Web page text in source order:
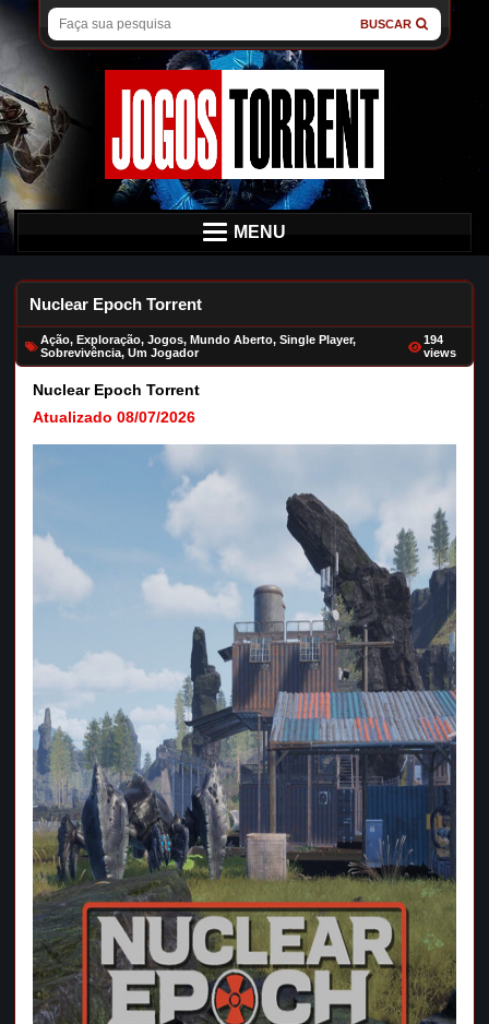
BUSCAR
MENU
Nuclear Epoch Torrent
Ação,Exploração,Jogos,Mundo Aberto,Single Player,
Sobrevivência,Um Jogador
194
views
Nuclear Epoch Torrent
Atualizado 08/07/2026